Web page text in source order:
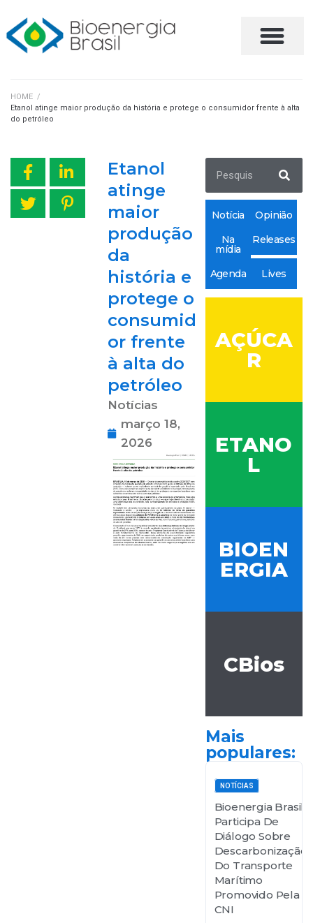
HOME /
Etanol atinge maior produção da história e protege o consumidor frente à alta
do petróleo
Etanol
atinge
maior
produção
da
história e
protege o
consumid
or frente
à alta do
petróleo
Notícias
março 18,
2026
Notícia
Opinião
Na
mídia
Releases
Agenda Lives
AÇÚCA
R
ETANO
L
BIOEN
ERGIA
CBios
Mais
populares:
NOTÍCIAS
Bioenergia Brasil
Participa De
Diálogo Sobre
Descarbonização
Do Transporte
Marítimo
Promovido Pela
CNI